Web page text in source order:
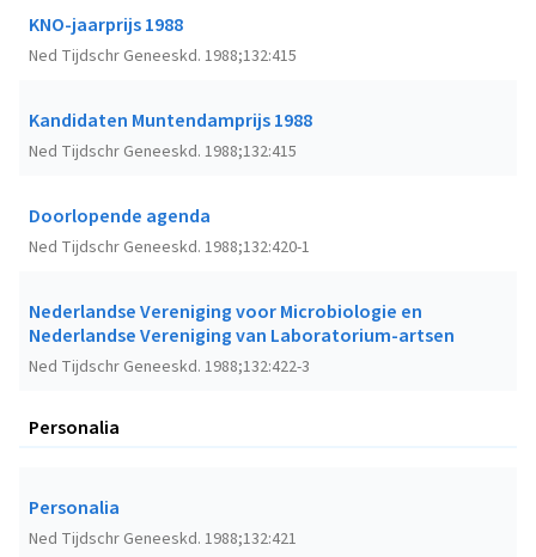
KNO-jaarprijs 1988
Ned Tijdschr Geneeskd. 1988;132:415
Kandidaten Muntendamprijs 1988
Ned Tijdschr Geneeskd. 1988;132:415
Doorlopende agenda
Ned Tijdschr Geneeskd. 1988;132:420-1
Nederlandse Vereniging voor Microbiologie en
Nederlandse Vereniging van Laboratorium-artsen
Ned Tijdschr Geneeskd. 1988;132:422-3
Personalia
Personalia
Ned Tijdschr Geneeskd. 1988;132:421